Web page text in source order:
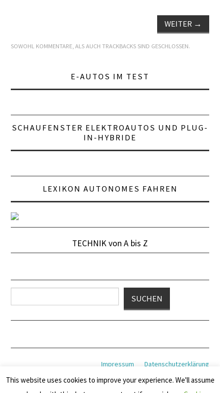
WEITER →
SOWOHL KOMMENTARE, ALS AUCH TRACKBACKS SIND GESCHLOSSEN.
E-AUTOS IM TEST
SCHAUFENSTER ELEKTROAUTOS UND PLUG-
IN-HYBRIDE
LEXIKON AUTONOMES FAHREN
TECHNIK von A bis Z
SUCHEN
Datenschutzerklärung
Impressum
This website uses cookies to improve your experience. We'll assume